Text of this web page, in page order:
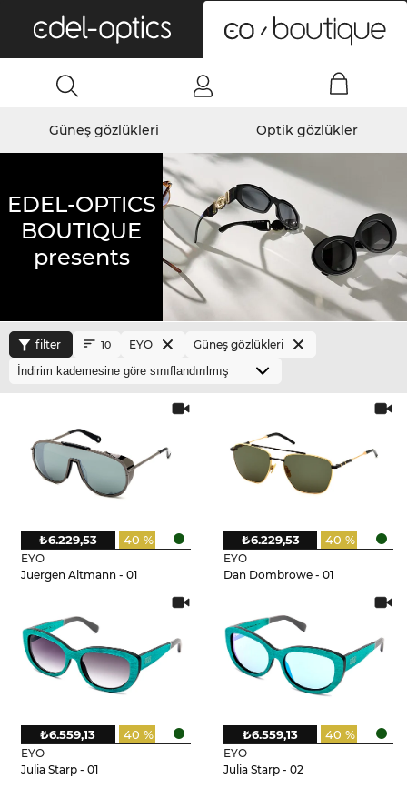
Güneş gözlükleri Optik gözlükler
EDEL-OPTICS
BOUTIQUE
presents
filter 10 EYO Güneş gözlükleri
EYO
Juergen Altmann - 01
40 %
₺6.229,53
EYO
Dan Dombrowe - 01
40 %
₺6.229,53
EYO
Julia Starp - 01
40 %
₺6.559,13
EYO
Julia Starp - 02
40 %
₺6.559,13